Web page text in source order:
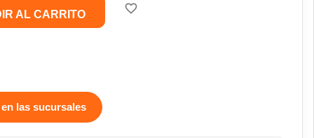
AL CARRITO favorite_border
las sucursales